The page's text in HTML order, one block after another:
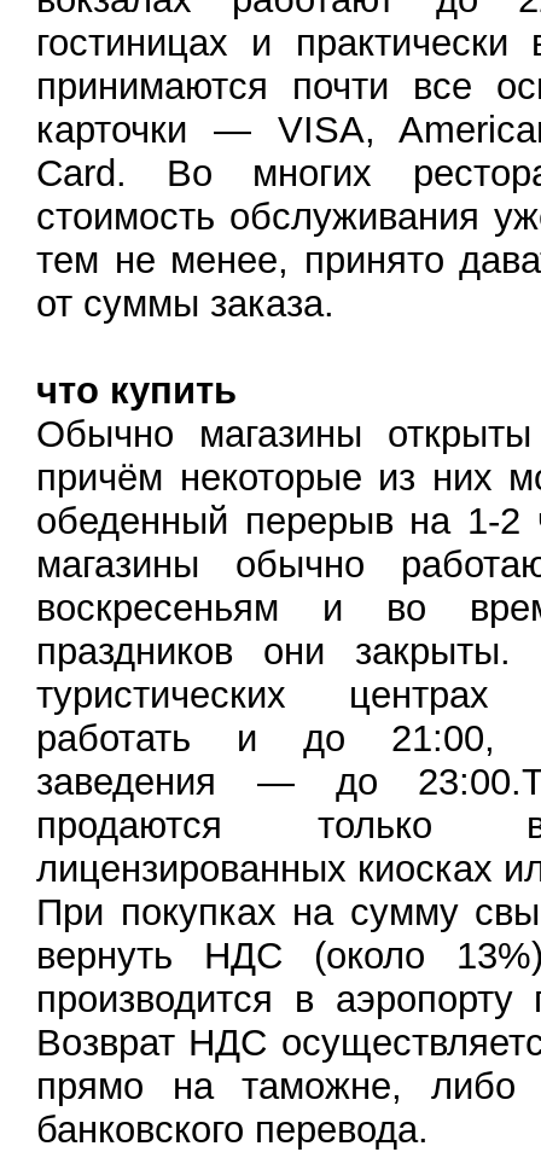
гостиницах и практически
принимаются почти все
карточки — VISA,
Card. Во многих
стоимость обслуживания
тем не менее, принято
от суммы заказа.
что купить
Обычно магазины
причём некоторые из них
обеденный перерыв на 1-2
магазины обычно
воскресеньям и во
праздников они
туристических
работать и до 21:00,
заведения — до
продаются только
лицензированных киосках
При покупках на сумму
вернуть НДС (около
производится в
Возврат НДС
прямо на таможне,
банковского перевода.